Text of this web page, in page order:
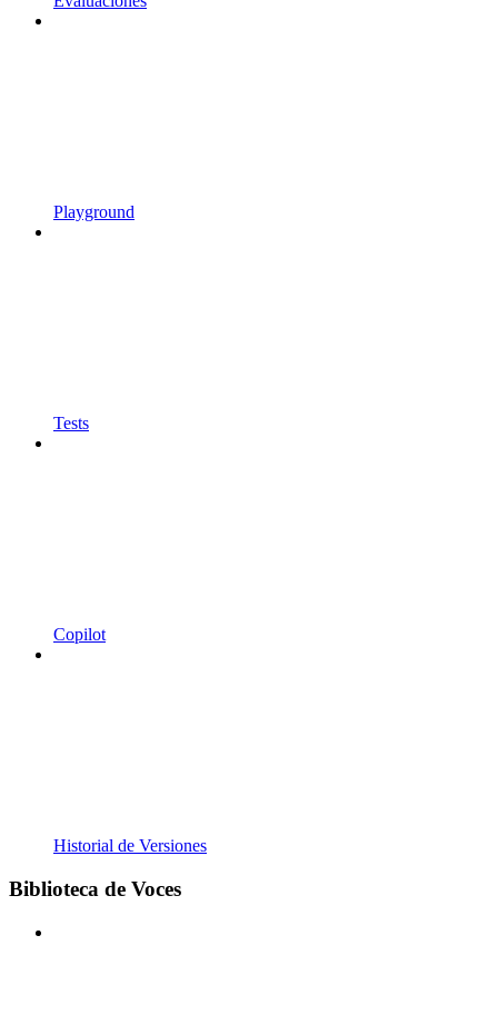
Playground
Tests
Copilot
Historial de Versiones
Biblioteca de Voces